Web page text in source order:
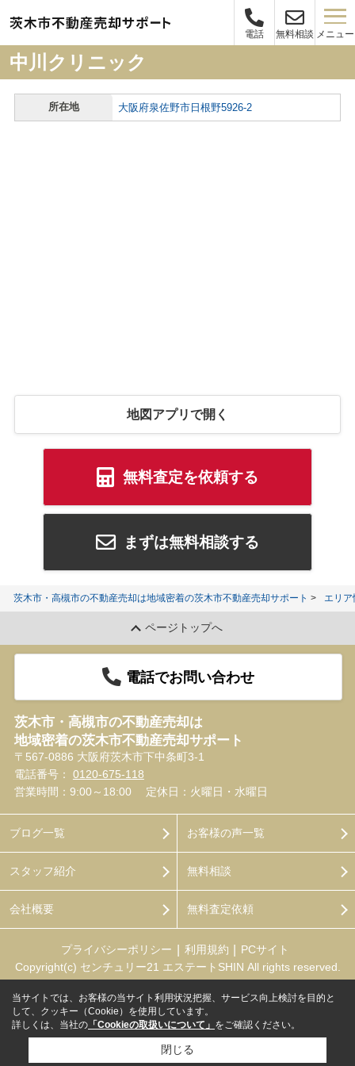
電話 無料相談 メニュー
中川クリニック
所在地 大阪府泉佐野市日根野5926-2
地図アプリで開く
無料査定を依頼する
まずは無料相談する
茨木市・高槻市の不動産売却は地域密着の茨木市不動産売却サポート エリア
ページトップへ
電話でお問い合わせ
茨木市・高槻市の不動産売却は
地域密着の茨木市不動産売却サポート
〒567-0886 大阪府茨木市下中条町3-1
電話番号： 0120-675-118
営業時間：9:00～18:00
定休日：火曜日・水曜日
ブログ一覧
スタッフ紹介
会社概要
お客様の声一覧
無料相談
無料査定依頼
プライバシーポリシー 利用規約
PCサイト
Copyright(c) センチュリー21 エステートSHIN All rights reserved.
当サイトでは、お客様の当サイト利用状況把握、サービス向上検討を目的と
して、クッキー（Cookie）を使用しています。
詳しくは、当社の 「Cookieの取扱いについて」 をご確認ください。
閉じる